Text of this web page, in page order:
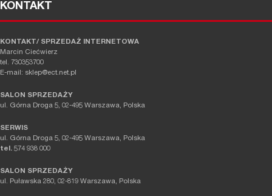
KONTAKT
KONTAKT/ SPRZEDAŻ INTERNETOWA
Marcin Ciećwierz
tel. 730353700
E-mail: sklep@ect.net.pl
SALON SPRZEDAŻY
ul. Górna Droga 5, 02-495 Warszawa, Polska
SERWIS
ul. Górna Droga 5, 02-495 Warszawa, Polska
tel. 574 938 000
SALON SPRZEDAŻY
ul. Puławska 280, 02-819 Warszawa, Polska